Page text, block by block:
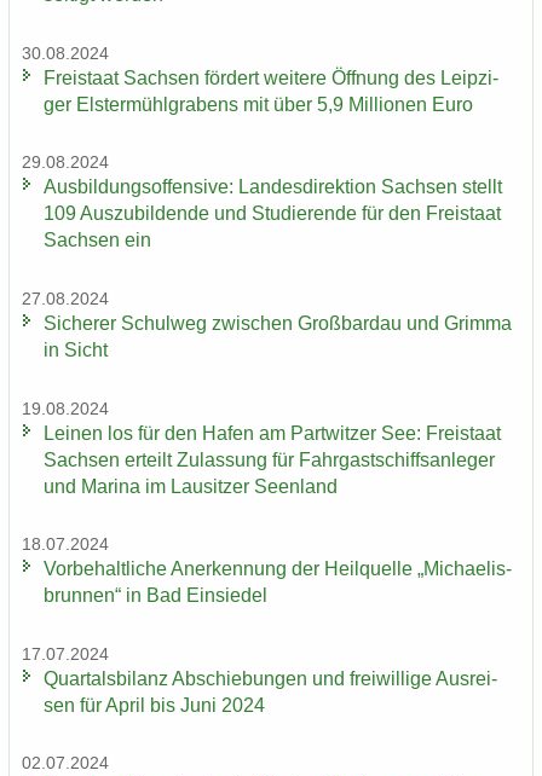
30.08.2024
Frei­staat Sach­sen för­dert wei­te­re Öff­nung des Leip­zi­
ger Els­ter­mühl­gra­bens mit über 5,9 Mil­lio­nen Euro
29.08.2024
Aus­bil­dungs­of­fen­si­ve: Lan­des­di­rek­ti­on Sach­sen stellt
109 Aus­zu­bil­den­de und Stu­die­ren­de für den Frei­staat
Sach­sen ein
27.08.2024
Si­che­rer Schul­weg zwi­schen Groß­bardau und Grim­ma
in Sicht
19.08.2024
Lei­nen los für den Hafen am Part­wit­zer See: Frei­staat
Sach­sen er­teilt Zu­las­sung für Fahr­gast­schiffs­an­le­ger
und Ma­ri­na im Lau­sit­zer Se­en­land
18.07.2024
Vor­be­halt­li­che An­er­ken­nung der Heil­quel­le „Mi­chae­lis­
brun­nen“ in Bad Ein­sie­del
17.07.2024
Quar­tals­bi­lanz Ab­schie­bun­gen und frei­wil­li­ge Aus­rei­
sen für April bis Juni 2024
02.07.2024